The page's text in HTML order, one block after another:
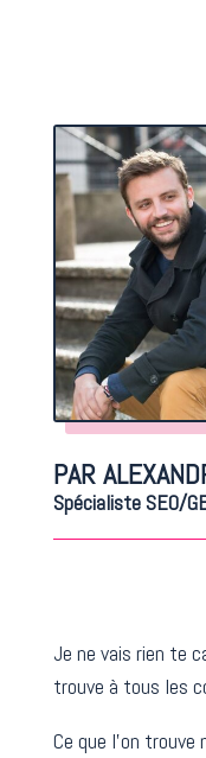
PAR
Spécialiste SEO/
Je ne vais rien te
trouve à tous les
Ce que l’on